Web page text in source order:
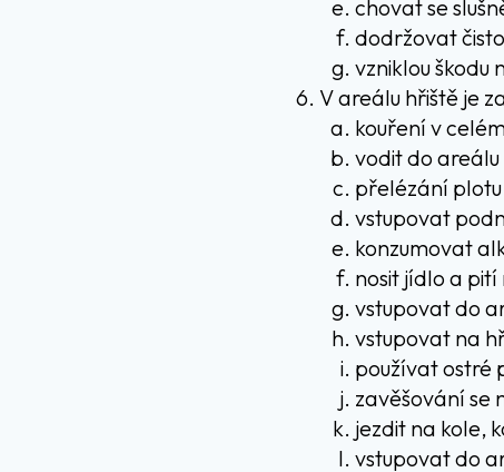
chovat se
dodržovat
vzniklou
V areálu hřiště je
kouření v
vodit do
přelézání
vstupovat
konzumovat
nosit jídlo a
vstupovat do
vstupovat na
používat ostré
zavěšování se
jezdit na kole,
vstupovat do